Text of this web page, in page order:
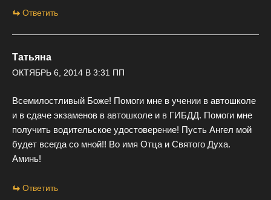
Ответить
Татьяна
ОКТЯБРЬ 6, 2014 В 3:31 ПП
Всемилостливый Боже! Помоги мне в учении в автошколе
и в сдаче экзаменов в автошколе и в ГИБДД. Помоги мне
получить водительское удостоверение! Пусть Ангел мой
будет всегда со мной!! Во имя Отца и Святого Духа.
Аминь!
Ответить